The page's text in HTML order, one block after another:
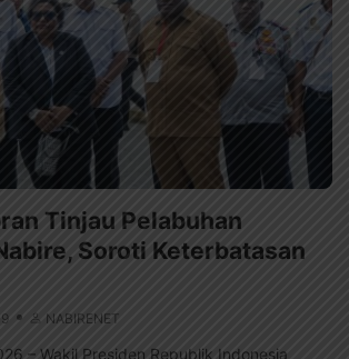
Tinjau Pelabuhan
Soroti Keterbatasan
NABIRENET
– Wakil Presiden Republik Indonesia